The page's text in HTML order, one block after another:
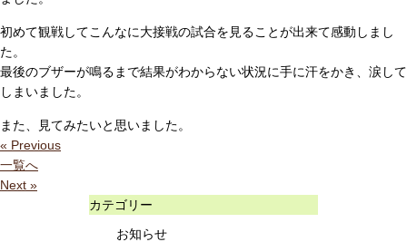
初めて観戦してこんなに大接戦の試合を見ることが出来て感動しまし
た。
最後のブザーが鳴るまで結果がわからない状況に手に汗をかき、涙して
しまいました。
また、見てみたいと思いました。
« Previous
一覧へ
Next »
カテゴリー
お知らせ